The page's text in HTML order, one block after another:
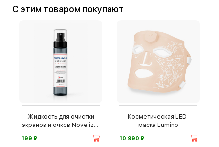
С этим товаром покупают
Жидкость для очистки
экранов и очков Novelizer
199 ⃏
Косметическая LED-
маска Lumino
10 990 ⃏